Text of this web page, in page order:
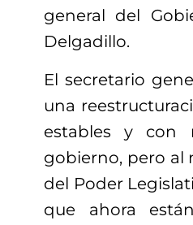
general del
Delgadillo.
El secretario
una
estables y con
gobierno, pero al
del Poder
que ahora